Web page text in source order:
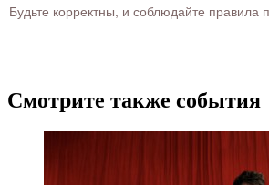
Будьте корректны, и соблюдайте правила
Смотрите также события